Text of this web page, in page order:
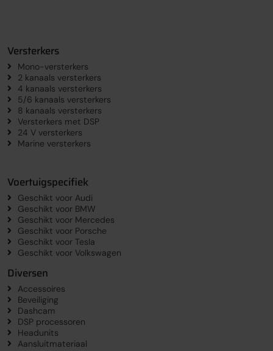
Versterkers
Mono-versterkers
2 kanaals versterkers
4 kanaals versterkers
5/6 kanaals versterkers
8 kanaals versterkers
Versterkers met DSP
24 V versterkers
Marine versterkers
Voertuigspecifiek
Geschikt voor Audi
Geschikt voor BMW
Geschikt voor Mercedes
Geschikt voor Porsche
Geschikt voor Tesla
Geschikt voor Volkswagen
Diversen
Accessoires
Beveiliging
Dashcam
DSP processoren
Headunits
Aansluitmateriaal